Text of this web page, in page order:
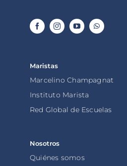
Maristas
Marcelino Champagnat
Instituto Marista
Red Global de Escuelas
Nosotros
Quiénes somos